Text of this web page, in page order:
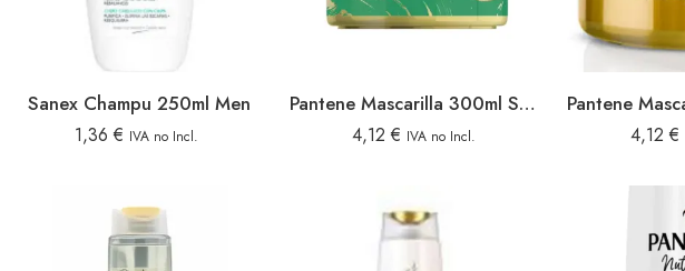
Sanex Champu 250ml Men
1,36 € IVA no Incl.
Pantene Mascarilla 300ml Suave & Liso
4,12€ IVA no Incl. 4,12 €